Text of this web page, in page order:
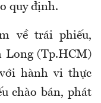
quy định.
về trái phiếu,
Long (Tp.HCM)
hành vi thực
chào bán, phát